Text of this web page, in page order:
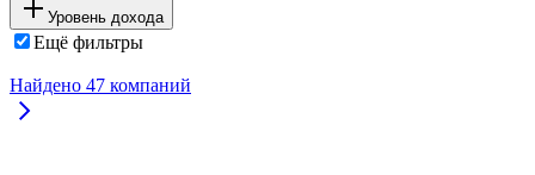
Уровень дохода
Ещё фильтры
Найдено 47 компаний